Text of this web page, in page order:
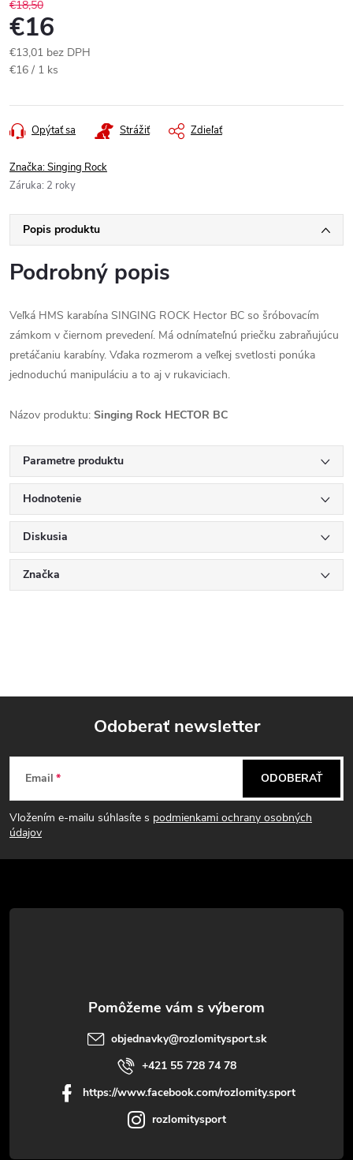
€18,50
€16
€13,01 bez DPH
Jednotková
€16 / 1 ks
Opýtať sa Strážiť Zdieľať
Značka:Singing Rock
Záruka: 2 roky
Popis produktu
Podrobný popis
Veľká HMS karabína SINGING ROCK Hector BC so šróbovacím
zámkom v čiernom prevedení. Má odnímateľnú priečku zabraňujúcu
pretáčaniu karabíny. Vďaka rozmerom a veľkej svetlosti ponúka
jednoduchú manipuláciu a to aj v rukaviciach.
Názov produktu: Singing Rock HECTOR BC
Parametre produktu
Hodnotenie
Diskusia
Značka
Z
á
p
t
Odoberať newsletter
Email
Vložením e-mailu súhlasíte s podmienkami ochrany osobných
údajov
ODOBERAŤ
objednavky@rozlomitysport.sk
+421 55 728 74 78
https://www.facebook.com/rozlomity.sport
rozlomitysport